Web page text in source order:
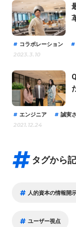
コラボレーション
2023.3.10
エンジニア
誠実さ
2021.12.24
タグから
人的資本の情報開
ユーザー視点